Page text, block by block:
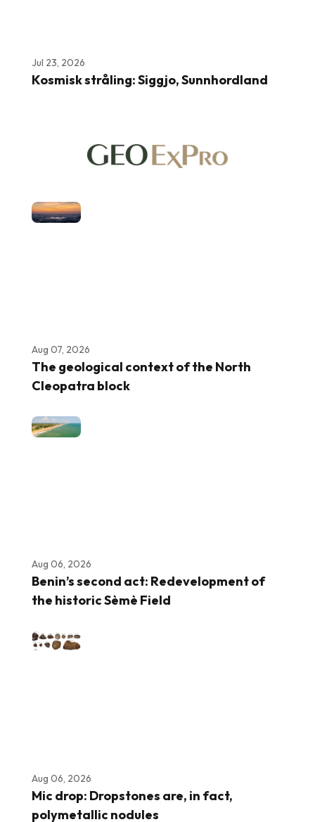
Jul 23, 2026
Kosmisk stråling: Siggjo, Sunnhordland
Aug 07, 2026
The geological context of the North
Cleopatra block
Aug 06, 2026
Benin’s second act: Redevelopment of
the historic Sèmè Field
Aug 06, 2026
Mic drop: Dropstones are, in fact,
polymetallic nodules